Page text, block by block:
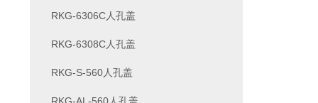
RKG-6306C人孔盖
RKG-6308C人孔盖
RKG-S-560人孔盖